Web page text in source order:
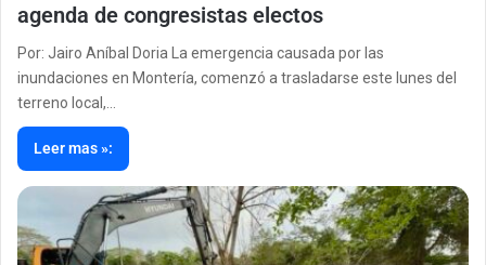
agenda de congresistas electos
Por: Jairo Aníbal Doria La emergencia causada por las
inundaciones en Montería, comenzó a trasladarse este lunes del
terreno local,…
Leer mas »: